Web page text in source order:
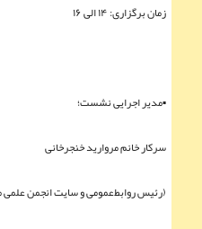
زمان برگزاری: ۱۴ الی ۱۶
▪︎مدیر اجرایی نشست؛
سرکار خانم مروارید خنجرخانی
(رئیس روابط‌عمومی و سایت انجمن